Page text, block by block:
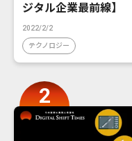
ジタル企業最前線】
2022/2/2
テクノロジー